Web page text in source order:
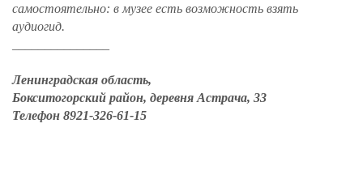
самостоятельно: в музее есть возможность взять
аудиогид.
Ленинградская область,
Бокситогорский район, деревня Астрача, 33
Телефон 8921-326-61-15